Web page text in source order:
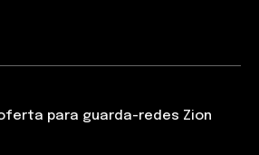
para guarda-redes Zion